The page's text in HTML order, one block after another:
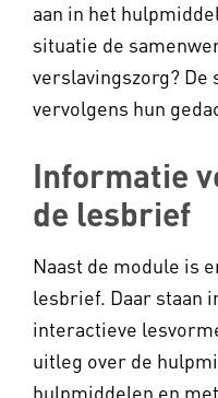
aan in het
situatie de
verslavingszorg?
vervolgens hun
Informatie
de lesbrief
Naast de module is
lesbrief. Daar staan
interactieve
uitleg over de
hulpmiddelen en